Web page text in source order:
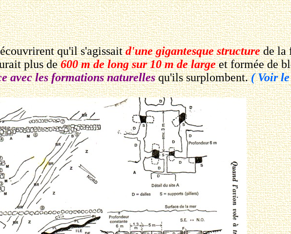
qu'il s'agissaitd'une gigantesque structurede la
plus de600 m de long sur 10 m de largeet formée de
avec les formations naturellesqu'ils surplombent.( Voir